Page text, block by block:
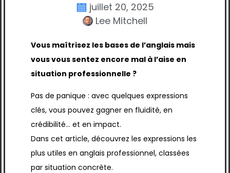
juillet 20, 2025
Lee Mitchell
Vous maîtrisez les bases de l’anglais mais
vous vous sentez encore mal à l’aise en
situation professionnelle ?
Pas de panique : avec quelques expressions
clés, vous pouvez gagner en fluidité, en
crédibilité… et en impact.
Dans cet article, découvrez les expressions les
plus utiles en anglais professionnel, classées
par situation concrète.